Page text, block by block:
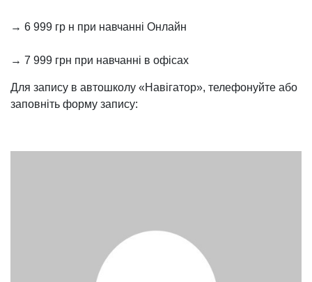
→ 6 999 гр н при навчанні Онлайн
→ 7 999 грн при навчанні в офісах
Для запису в автошколу «Навігатор», телефонуйте або
заповніть форму запису: